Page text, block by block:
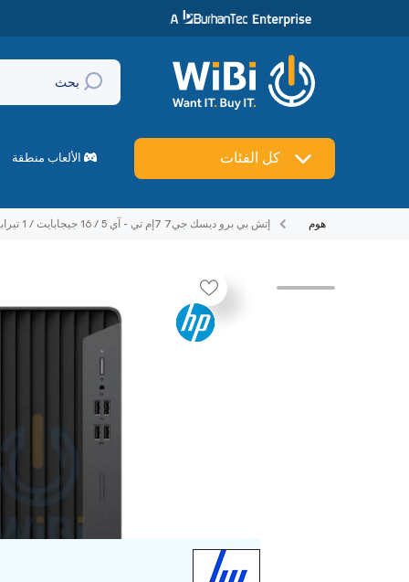
تخطي إلى المحتوى
بحث
كل الفئات
🔥العروض الألعاب منطقة
هوم إتش بي برو ديسك جي7 7إم تي - آي 5 / 16 جيجابايت / 1 تيرابايت / دوس (بدون نظام تشغيل) / ضمان سنة - كمبيوتر مكتبي
تخطي إلى منتج معلومات